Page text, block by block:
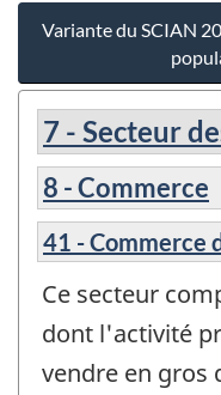
Variante du SCIAN
7 - Secteur
8 - Commerce
41 - Commerce
Ce secteur
dont l'activité
vendre en gros